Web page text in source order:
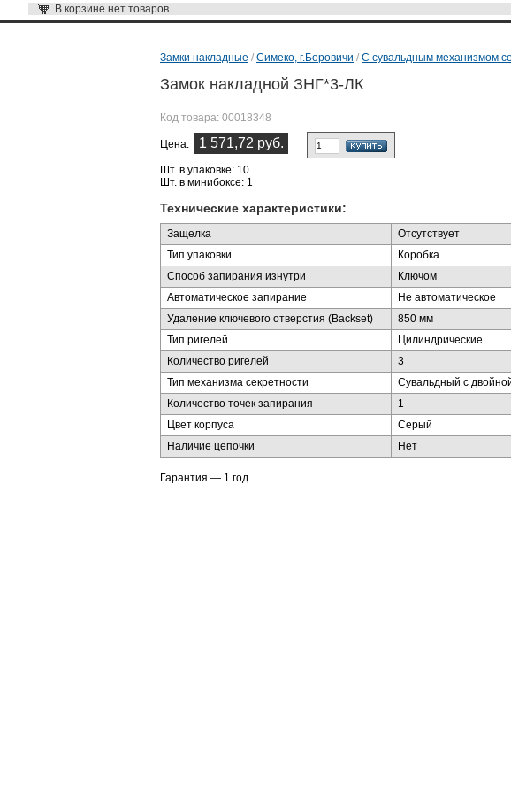
В корзине нет товаров
Замки накладные / Симеко, г.Боровичи / С сувальдным механизмом
Замок накладной ЗНГ*3-ЛК
Код товара: 00018348
Цена: 1 571,72 руб.
Шт. в упаковке: 10
Шт. в минибоксе: 1
Технические характеристики:
Защелка
Отсутствует
Тип упаковки
Коробка
Способ запирания изнутри
Ключом
Автоматическое запирание
Не автоматическое
Удаление ключевого отверстия (Backset)
850 мм
Тип ригелей
Цилиндрические
Количество ригелей
3
Тип механизма секретности
Сувальдный с
Количество точек запирания
1
Цвет корпуса
Серый
Наличие цепочки
Нет
Гарантия — 1 год